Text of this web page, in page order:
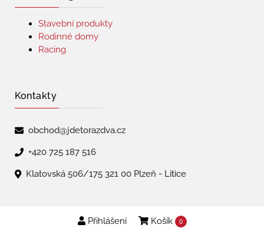
Přihlášení Košík 0
Stavební produkty
Rodinné domy
Racing
Kontakty
obchod@jdetorazdva.cz
+420 725 187 516
Klatovská 506/175 321 00 Plzeň - Litice
Copyright © 2026 | jdetorazdva